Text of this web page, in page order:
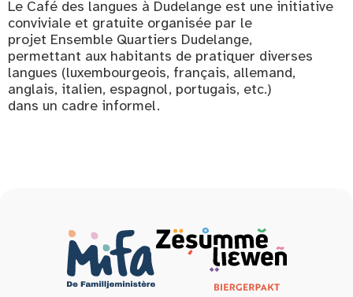
Le Café des langues à Dudelange est une initiative
conviviale et gratuite organisée par le
projet Ensemble Quartiers Dudelange,
permettant aux habitants de pratiquer diverses
langues (luxembourgeois, français, allemand,
anglais, italien, espagnol, portugais, etc.)
dans un cadre informel.